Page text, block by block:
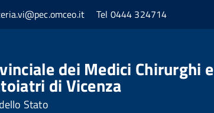
Tel 0444 324714
dei Medici Chirurghi e
di Vicenza
Stato